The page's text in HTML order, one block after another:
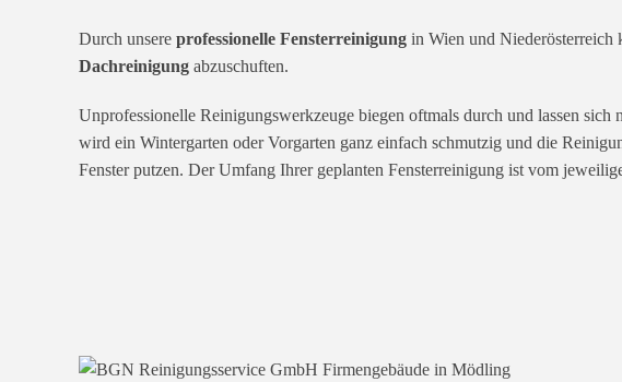
Durch unsere professionelle Fensterreinigung in Wien und Niederösterreich
Dachreinigung abzuschuften.
Unprofessionelle Reinigungswerkzeuge biegen oftmals durch und lassen sich
wird ein Wintergarten oder Vorgarten ganz einfach schmutzig und die
Fenster putzen. Der Umfang Ihrer geplanten Fensterreinigung ist vom